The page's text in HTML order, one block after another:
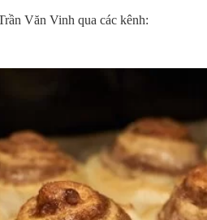
Văn Vinh qua các kênh: